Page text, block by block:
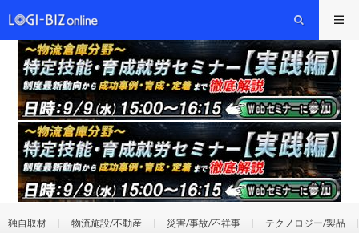
独自取材 物流施設/不動産 災害/事故/不祥事 テクノロジー/製品